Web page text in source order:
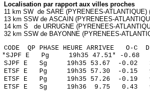
Localisation par rapport aux villes proches
11 km SW de SARE (PYRENEES-ATLANTIQUE)
13 km SSW de ASCAIN (PYRENEES-
14 km S de URRUGNE (PYRENEES-
32 km SSW de BAYONNE (PYRENEES-
CODE QP PHASE HEURE ARRIVEE
*SJPF E Pg 19h35
SJPF E Sg 19h35 53.67 -
ETSF E Pg 19h35
ETSF E Pg 19h35
ETSF E Sg 19h36 9.75 0.43